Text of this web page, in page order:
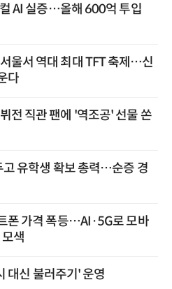
AI 실증…올해 600억 투입
울서 역대 최대 TFT 축제…신
다
전 직관 팬에 '역조공' 선물 쏜
고 유학생 확보 총력…순증 경
폰 가격 폭등…AI·5G로 모바
색
대신 불러주기' 운영